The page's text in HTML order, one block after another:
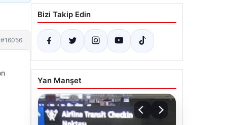
#16056
Bizi Takip Edin
Yan Manşet